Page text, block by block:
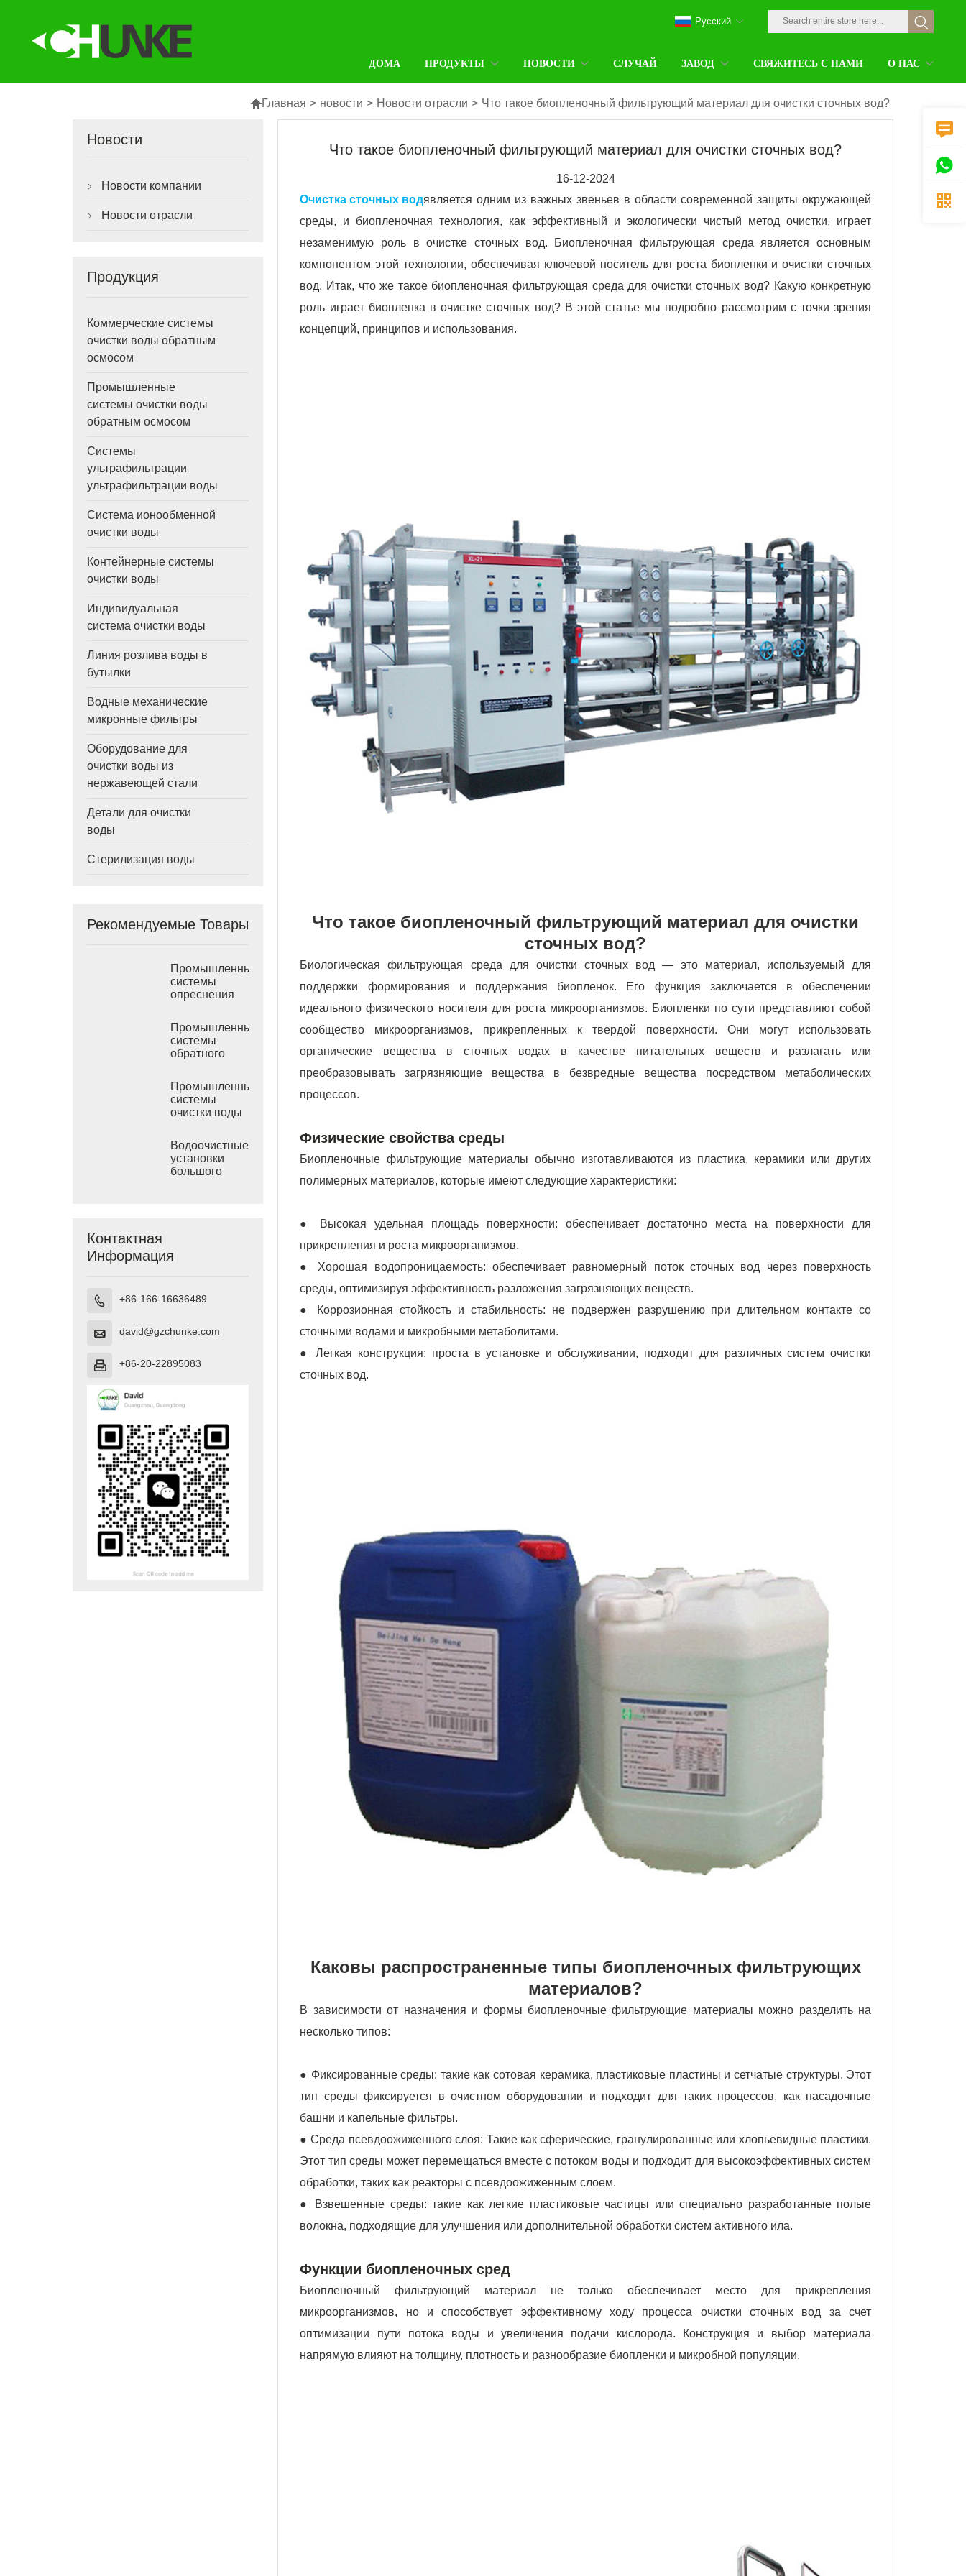
ДОМА ПРОДУКТЫ НОВОСТИ СЛУЧАЙ ЗАВОД СВЯЖИТЕСЬ С НАМИ О НАС
Pусский
Главная > новости > Новости отрасли > Что такое биопленочный фильтрующий материал для очистки сточных вод?
Новости
 Новости компании
 Новости отрасли
Продукция
Коммерческие системы
очистки воды обратным
осмосом
Промышленные
системы очистки воды
обратным осмосом
Системы
ультрафильтрации
ультрафильтрации воды
Система ионообменной
очистки воды
Контейнерные системы
очистки воды
Индивидуальная
система очистки воды
Линия розлива воды в
бутылки
Водные механические
микронные фильтры
Оборудование для
очистки воды из
нержавеющей стали
Детали для очистки
воды
Стерилизация воды
Рекомендуемые Товары
Промышленные
системы
опреснения
РО
Промышленные
системы
обратного
солоноватой
воды
Промышленные
системы
очистки воды
осмосом
Водоочистные
установки
большого
Контактная
Информация
 +86-166-16636489
 david@gzchunke.com
 +86-20-22895083
Что такое биопленочный фильтрующий материал для очистки сточных вод?
16-12-2024
Очистка сточных водявляется одним из важных звеньев в области современной защиты окружающей
среды, и биопленочная технология, как эффективный и экологически чистый метод очистки, играет
незаменимую роль в очистке сточных вод. Биопленочная фильтрующая среда является основным
компонентом этой технологии, обеспечивая ключевой носитель для роста биопленки и очистки сточных
вод. Итак, что же такое биопленочная фильтрующая среда для очистки сточных вод? Какую конкретную
роль играет биопленка в очистке сточных вод? В этой статье мы подробно рассмотрим с точки зрения
концепций, принципов и использования.
Что такое биопленочный фильтрующий материал для очистки
сточных вод?
Биологическая фильтрующая среда для очистки сточных вод — это материал, используемый для
поддержки формирования и поддержания биопленок. Его функция заключается в обеспечении
идеального физического носителя для роста микроорганизмов. Биопленки по сути представляют собой
сообщество микроорганизмов, прикрепленных к твердой поверхности. Они могут использовать
органические вещества в сточных водах в качестве питательных веществ и разлагать или
преобразовывать загрязняющие вещества в безвредные вещества посредством метаболических
процессов.
Физические свойства среды
Биопленочные фильтрующие материалы обычно изготавливаются из пластика, керамики или других
полимерных материалов, которые имеют следующие характеристики:
● Высокая удельная площадь поверхности: обеспечивает достаточно места на поверхности для
прикрепления и роста микроорганизмов.
● Хорошая водопроницаемость: обеспечивает равномерный поток сточных вод через поверхность
среды, оптимизируя эффективность разложения загрязняющих веществ.
● Коррозионная стойкость и стабильность: не подвержен разрушению при длительном контакте со
сточными водами и микробными метаболитами.
● Легкая конструкция: проста в установке и обслуживании, подходит для различных систем очистки
сточных вод.
Каковы распространенные типы биопленочных фильтрующих
материалов?
В зависимости от назначения и формы биопленочные фильтрующие материалы можно разделить на
несколько типов:
● Фиксированные среды: такие как сотовая керамика, пластиковые пластины и сетчатые структуры. Этот
тип среды фиксируется в очистном оборудовании и подходит для таких процессов, как насадочные
башни и капельные фильтры.
● Среда псевдоожиженного слоя: Такие как сферические, гранулированные или хлопьевидные пластики.
Этот тип среды может перемещаться вместе с потоком воды и подходит для высокоэффективных систем
обработки, таких как реакторы с псевдоожиженным слоем.
● Взвешенные среды: такие как легкие пластиковые частицы или специально разработанные полые
волокна, подходящие для улучшения или дополнительной обработки систем активного ила.
Функции биопленочных сред
Биопленочный фильтрующий материал не только обеспечивает место для прикрепления
микроорганизмов, но и способствует эффективному ходу процесса очистки сточных вод за счет
оптимизации пути потока воды и увеличения подачи кислорода. Конструкция и выбор материала
напрямую влияют на толщину, плотность и разнообразие биопленки и микробной популяции.


